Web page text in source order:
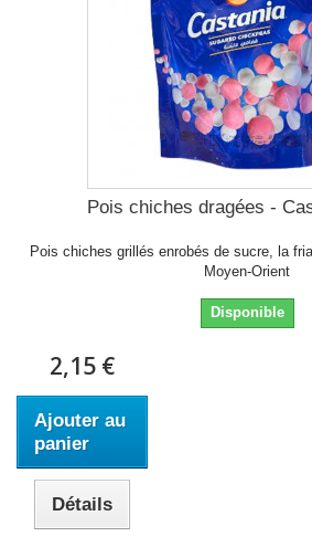
Pois chiches dragées -
Pois chiches grillés enrobés de sucre, la
Moyen-Orient
Disponible
2,15 €
Ajouter au
panier
Détails